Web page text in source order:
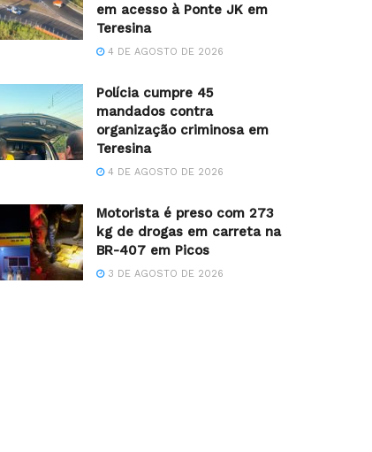
em acesso à Ponte JK em
Teresina
4 DE AGOSTO DE 2026
Polícia cumpre 45
mandados contra
organização criminosa em
Teresina
4 DE AGOSTO DE 2026
Motorista é preso com 273
kg de drogas em carreta na
BR-407 em Picos
3 DE AGOSTO DE 2026